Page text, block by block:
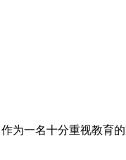
为一名十分重视教育